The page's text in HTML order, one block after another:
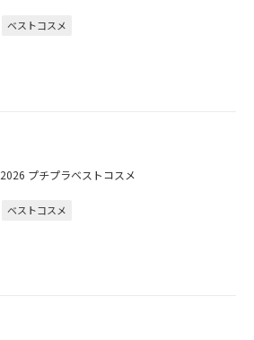
ベストコスメ
2026 プチプラベストコスメ
ベストコスメ